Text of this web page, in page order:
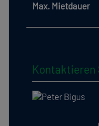
Max. Mietdauer
Kontaktieren